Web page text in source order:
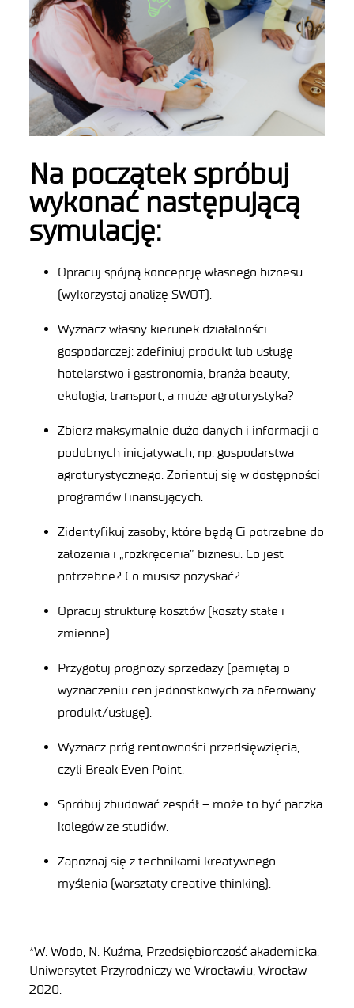
Na początek spróbuj
wykonać następującą
symulację:
Opracuj spójną koncepcję własnego biznesu
(wykorzystaj analizę SWOT).
Wyznacz własny kierunek działalności
gospodarczej: zdefiniuj produkt lub usługę –
hotelarstwo i gastronomia, branża beauty,
ekologia, transport, a może agroturystyka?
Zbierz maksymalnie dużo danych i informacji o
podobnych inicjatywach, np. gospodarstwa
agroturystycznego. Zorientuj się w dostępności
programów finansujących.
Zidentyfikuj zasoby, które będą Ci potrzebne do
założenia i „rozkręcenia” biznesu. Co jest
potrzebne? Co musisz pozyskać?
Opracuj strukturę kosztów (koszty stałe i
zmienne).
Przygotuj prognozy sprzedaży (pamiętaj o
wyznaczeniu cen jednostkowych za oferowany
produkt/usługę).
Wyznacz próg rentowności przedsięwzięcia,
czyli Break Even Point.
Spróbuj zbudować zespół – może to być paczka
kolegów ze studiów.
Zapoznaj się z technikami kreatywnego
myślenia (warsztaty creative thinking).
*W. Wodo, N. Kuźma, Przedsiębiorczość akademicka.
Uniwersytet Przyrodniczy we Wrocławiu, Wrocław
2020.